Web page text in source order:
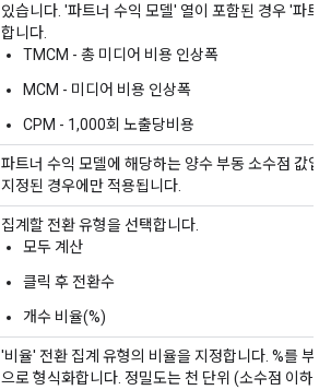
있습니다. '파트너 수익 모델' 열이 포함된 경우 '파트
합니다.
TMCM - 총 미디어 비용 인상폭
MCM - 미디어 비용 인상폭
CPM - 1,000회 노출당비용
파트너 수익 모델에 해당하는 양수 부동 소수점 값입
지정된 경우에만 적용됩니다.
집계할 전환 유형을 선택합니다.
모두 계산
클릭 후 전환수
개수 비율(%)
'비율' 전환 집계 유형의 비율을 지정합니다. %를 부
으로 형식화합니다. 정밀도는 천 단위 (소수점 이하